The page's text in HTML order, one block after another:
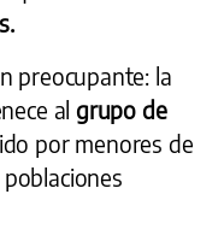
preocupante: la
al grupo de
por menores de